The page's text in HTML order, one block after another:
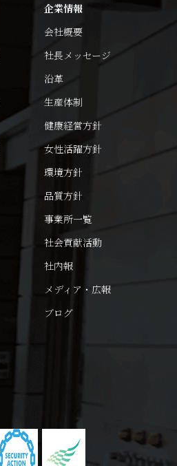
企業情報
会社概要
社長メッセージ
沿革
生産体制
健康経営方針
女性活躍方針
環境方針
品質方針
事業所一覧
社会貢献活動
社内報
メディア・広報
ブログ